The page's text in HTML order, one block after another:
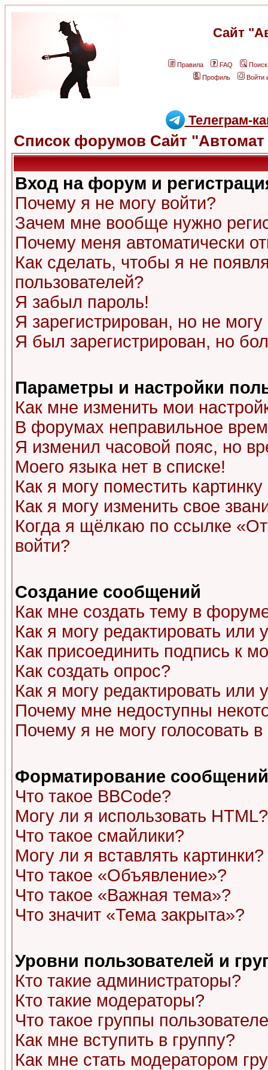
Сайт
Правила FAQ
Поиск
Профиль
Войти
Телеграм-
Список форумов Сайт "Автомат
Вход на форум и
Почему я не могу войти?
Зачем мне вообще нужно
Почему меня автоматически
Как сделать, чтобы я не
пользователей?
Я забыл пароль!
Я зарегистрирован, но не могу
Я был зарегистрирован, но
Параметры и настройки
Как мне изменить мои
В форумах неправильное
Я изменил часовой пояс, но
Моего языка нет в списке!
Как я могу поместить
Как я могу изменить свое
Когда я щёлкаю по ссылке
войти?
Создание сообщений
Как мне создать тему в
Как я могу редактировать или
Как присоединить подпись к
Как создать опрос?
Как я могу редактировать или
Почему мне недоступны
Почему я не могу голосовать
Форматирование
Что такое BBCode?
Могу ли я использовать HTML?
Что такое смайлики?
Могу ли я вставлять картинки?
Что такое «Объявление»?
Что такое «Важная тема»?
Что значит «Тема закрыта»?
Уровни пользователей и
Кто такие администраторы?
Кто такие модераторы?
Что такое группы
Как мне вступить в группу?
Как мне стать модератором